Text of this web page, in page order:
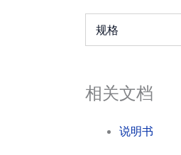
规格
相关文档
说明书